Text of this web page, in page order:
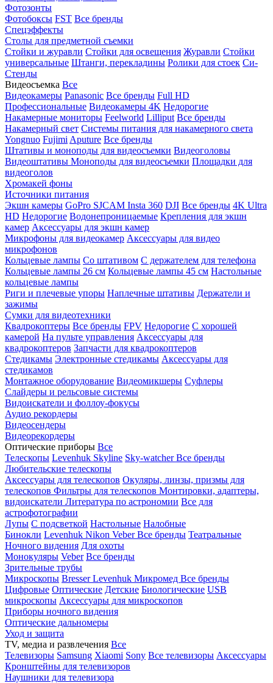
Фотозонты
Фотобоксы FST Все бренды
Спецэффекты
Столы для предметной съемки
Стойки и журавли Стойки для освещения Журавли Стойки
универсальные Штанги, перекладины Ролики для стоек Си-
Стенды
Видеосъемка Все
Видеокамеры Panasonic Все бренды Full HD
Профессиональные Видеокамеры 4K Недорогие
Накамерные мониторы Feelworld Lilliput Все бренды
Накамерный свет Системы питания для накамерного света
Yongnuo Fujimi Aputure Все бренды
Штативы и моноподы для видеосъемки Видеоголовы
Видеоштативы Моноподы для видеосъемки Площадки для
видеоголов
Хромакей фоны
Источники питания
Экшн камеры GoPro SJCAM Insta 360 DJI Все бренды 4K Ultra
HD Недорогие Водонепроницаемые Крепления для экшн
камер Аксессуары для экшн камер
Микрофоны для видеокамер Аксессуары для видео
микрофонов
Кольцевые лампы Со штативом C держателем для телефона
Кольцевые лампы 26 см Кольцевые лампы 45 см Настольные
кольцевые лампы
Риги и плечевые упоры Наплечные штативы Держатели и
зажимы
Сумки для видеотехники
Квадрокоптеры Все бренды FPV Недорогие С хорошей
камерой На пульте управления Аксессуары для
квадрокоптеров Запчасти для квадрокоптеров
Стедикамы Электронные стедикамы Аксессуары для
стедикамов
Монтажное оборудование Видеомикшеры Суфлеры
Слайдеры и рельсовые системы
Видоискатели и фоллоу-фокусы
Аудио рекордеры
Видеосендеры
Видеорекордеры
Оптические приборы Все
Телескопы Levenhuk Skyline Sky-watcherВсе бренды
Любительские телескопы
Аксессуары для телескопов Окуляры, линзы, призмы для
телескопов Фильтры для телескопов Монтировки, адаптеры,
видоискатели Литература по астрономии Все для
астрофотографии
Лупы С подсветкой Настольные Налобные
Бинокли Levenhuk Nikon VeberВсе бренды Театральные
Ночного видения Для охоты
Монокуляры Veber Все бренды
Зрительные трубы
Микроскопы BresserLevenhuk Микромед Все бренды
Цифровые Оптические Детские Биологические USB
микроскопы Аксессуары для микроскопов
Приборы ночного видения
Оптические дальномеры
Уход и защита
TV, медиа и развлечения Все
Телевизоры Samsung Xiaomi Sony Все телевизоры Аксессуары
Кронштейны для телевизоров
Наушники для телевизора